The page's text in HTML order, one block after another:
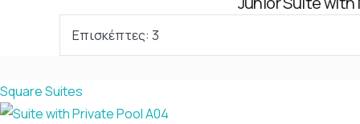
Επισκέπτες: 3
Square Suites